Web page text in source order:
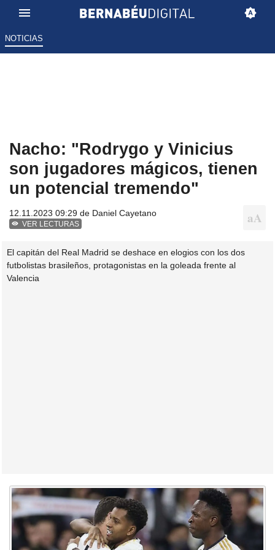
NOTICIAS
Nacho: "Rodrygo y Vinicius
son jugadores mágicos, tienen
un potencial tremendo"
12.11.2023 09:29 de Daniel Cayetano
VER LECTURAS
El capitán del Real Madrid se deshace en elogios con los dos
futbolistas brasileños, protagonistas en la goleada frente al
Valencia